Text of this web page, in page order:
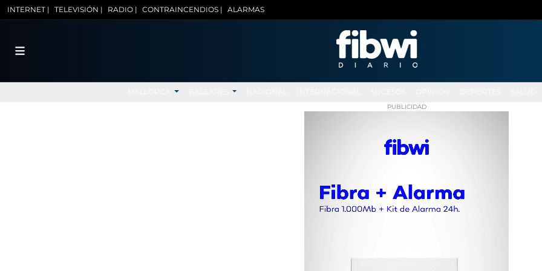
INTERNET | TELEVISIÓN | RADIO | CONTRAINCENDIOS | ALARMAS